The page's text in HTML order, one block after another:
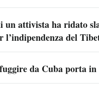
un attivista ha ridato
l’indipendenza del
da Cuba porta in